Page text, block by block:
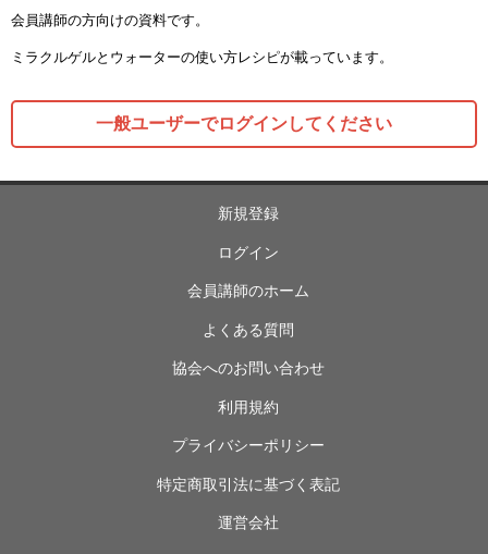
会員講師の方向けの資料です。
ミラクルゲルとウォーターの使い方レシピが載っています。
一般ユーザーでログインしてください
新規登録
ログイン
会員講師のホーム
よくある質問
協会へのお問い合わせ
利用規約
プライバシーポリシー
特定商取引法に基づく表記
運営会社